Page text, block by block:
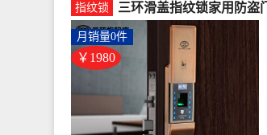
指纹锁
三环滑盖指纹锁家用防盗门
密码锁入户门电子智能门锁
具-指纹锁(三环旗舰店仅售
1980元)
￥1980
月销量0件